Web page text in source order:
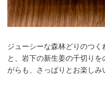
ジューシーな森林どりのつ
と、岩下の新生姜の千切り
がらも、さっぱりとお楽しみ